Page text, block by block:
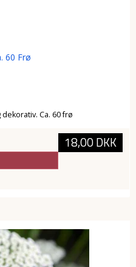
60 Frø
Ca. 60 frø
18,00 DKK